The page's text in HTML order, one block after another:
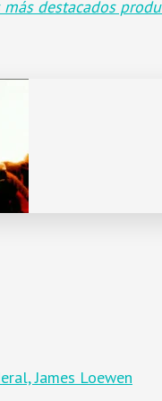
más destacados
James Loewen